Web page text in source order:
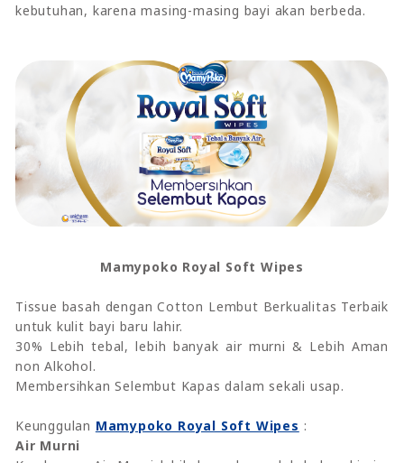
kebutuhan, karena masing-masing bayi akan berbeda.
Mamypoko Royal Soft Wipes
Tissue basah dengan Cotton Lembut Berkualitas Terbaik
untuk kulit bayi baru lahir.
30% Lebih tebal, lebih banyak air murni & Lebih Aman
non Alkohol.
Membersihkan Selembut Kapas dalam sekali usap.
Keunggulan Mamypoko Royal Soft Wipes :
Air Murni